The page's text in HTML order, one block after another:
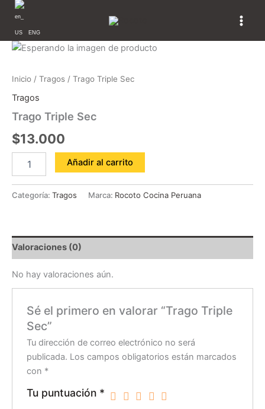
contenido
ENG
Inicio / Tragos / Trago Triple Sec
Tragos
Trago Triple Sec
$13.000
Trago
cantidad
Añadir al carrito
Categoría: Tragos Marca: Rocoto Cocina Peruana
Valoraciones (0)
No hay valoraciones aún.
Sé el primero en valorar “Trago Triple
Sec”
Tu dirección de correo electrónico no será
publicada. Los campos obligatorios están marcados
con *
Tu puntuación *